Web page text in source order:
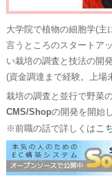
大学院で植物の細胞学(主
言うところのスタートア
い栽培の調査と技法の開
(資金調達まで経験。上場
栽培の調査と並行で野菜
CMS/Shopの開発を開始
※前職の話で詳しくはこ